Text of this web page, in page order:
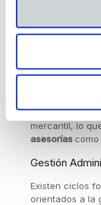
Para trabajar
algunas de las
contabilidad,
mercantil, lo
asesorías como
Gestión
Existen ciclos
orientados a la